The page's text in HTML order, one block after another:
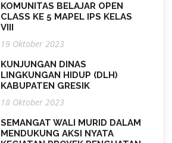
KOMUNITAS BELAJAR OPEN
CLASS KE 5 MAPEL IPS KELAS
VIII
19 Oktober 2023
KUNJUNGAN DINAS
LINGKUNGAN HIDUP (DLH)
KABUPATEN GRESIK
18 Oktober 2023
SEMANGAT WALI MURID DALAM
MENDUKUNG AKSI NYATA